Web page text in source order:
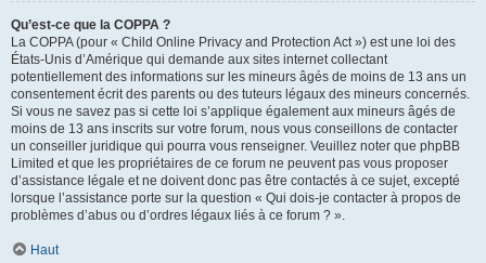
Qu’est-ce que la COPPA ?
La COPPA (pour « Child Online Privacy and Protection Act ») est une loi des
États-Unis d’Amérique qui demande aux sites internet collectant
potentiellement des informations sur les mineurs âgés de moins de 13 ans un
consentement écrit des parents ou des tuteurs légaux des mineurs concernés.
Si vous ne savez pas si cette loi s’applique également aux mineurs âgés de
moins de 13 ans inscrits sur votre forum, nous vous conseillons de contacter
un conseiller juridique qui pourra vous renseigner. Veuillez noter que phpBB
Limited et que les propriétaires de ce forum ne peuvent pas vous proposer
d’assistance légale et ne doivent donc pas être contactés à ce sujet, excepté
lorsque l’assistance porte sur la question « Qui dois-je contacter à propos de
problèmes d’abus ou d’ordres légaux liés à ce forum ? ».
Haut